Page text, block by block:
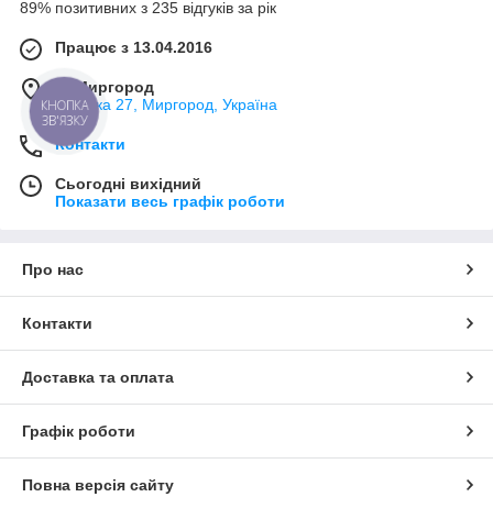
89% позитивних з 235 відгуків за рік
Працює з 13.04.2016
м. Миргород
Ткацька 27, Миргород, Україна
Контакти
Сьогодні вихідний
Показати весь графік роботи
Про нас
Контакти
Доставка та оплата
Графік роботи
Повна версія сайту
КНОПКА
ЗВ'ЯЗКУ